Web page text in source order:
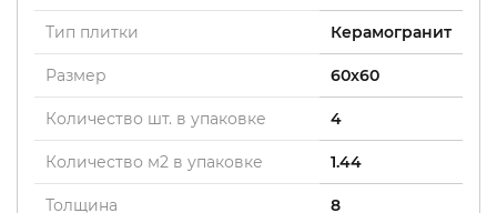
Тип плитки Керамогранит
Размер 60x60
Количество шт. в упаковке 4
Количество м2 в упаковке 1.44
Толщина 8